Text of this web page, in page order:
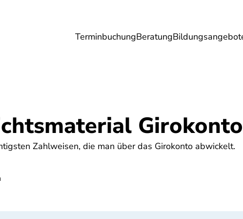
TerminbuchungBeratung
Gesundheit Energie
Girokonto
Zahlweisen, die man über das Girokonto abwickelt.